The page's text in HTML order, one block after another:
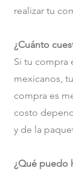
realizar tu
¿Cuánto
Si tu compra
mexicanos,
compra es
costo
y de la
¿Qué puedo